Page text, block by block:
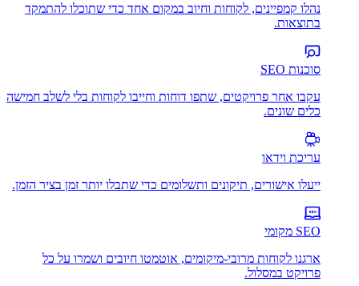
נהלו קמפיינים, לקוחות וחיוב במקום אחד כדי שתוכלו להתמקד
בתוצאות.
סוכנות SEO
עקבו אחר פרויקטים, שתפו דוחות וחייבו לקוחות בלי לשלב חמישה
כלים שונים.
עריכת וידאו
ייעלו אישורים, תיקונים ותשלומים כדי שתבלו יותר זמן בציר הזמן.
SEO מקומי
ארגנו לקוחות מרובי-מיקומים, אוטמטו חיובים ושמרו על כל
פרויקט במסלול.